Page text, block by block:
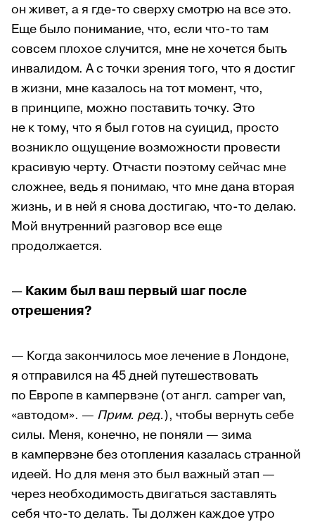
он живет, а я где-то сверху смотрю на все это.
Еще было понимание, что, если что-то там
совсем плохое случится, мне не хочется быть
инвалидом. А с точки зрения того, что я достиг
в жизни, мне казалось на тот момент, что,
в принципе, можно поставить точку. Это
не к тому, что я был готов на суицид, просто
возникло ощущение возможности провести
красивую черту. Отчасти поэтому сейчас мне
сложнее, ведь я понимаю, что мне дана вторая
жизнь, и в ней я снова достигаю, что-то делаю.
Мой внутренний разговор все еще
продолжается.
— Каким был ваш первый шаг после
отрешения?
— Когда закончилось мое лечение в Лондоне,
я отправился на 45 дней путешествовать
по Европе в кампервэне (от англ. camper van,
«автодом». — Прим. ред.), чтобы вернуть себе
силы. Меня, конечно, не поняли — зима
в кампервэне без отопления казалась странной
идеей. Но для меня это был важный этап —
через необходимость двигаться заставлять
себя что-то делать. Ты должен каждое утро